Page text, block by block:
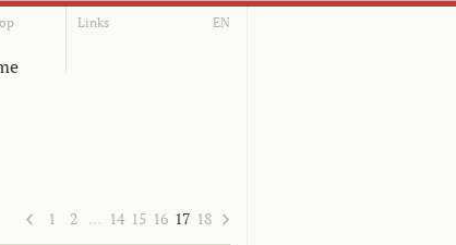
Links EN
1 2 … 14 15 16 17 18